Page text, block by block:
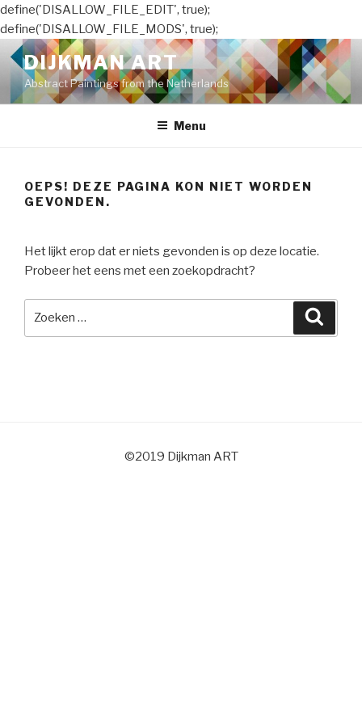
define('DISALLOW_FILE_EDIT', true);
define('DISALLOW_FILE_MODS', true);
Naar
de
inhoud
springen
DIJKMAN ART
Abstract Paintings from the Netherlands
Menu
OEPS! DEZE PAGINA KON NIET WORDEN
GEVONDEN.
Het lijkt erop dat er niets gevonden is op deze locatie.
Probeer het eens met een zoekopdracht?
©2019 Dijkman ART